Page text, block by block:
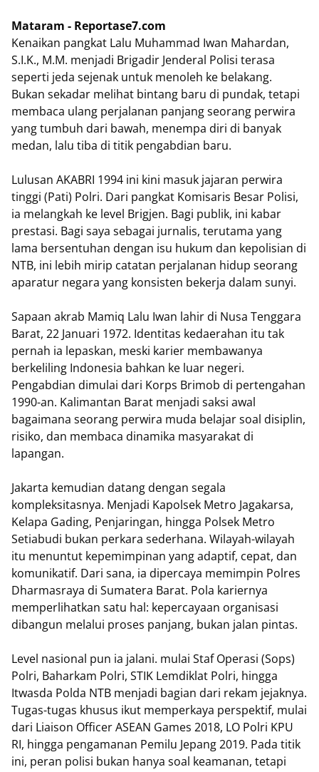
Mataram - Reportase7.com
Kenaikan pangkat Lalu Muhammad Iwan Mahardan,
S.I.K., M.M. menjadi Brigadir Jenderal Polisi terasa
seperti jeda sejenak untuk menoleh ke belakang.
Bukan sekadar melihat bintang baru di pundak, tetapi
membaca ulang perjalanan panjang seorang perwira
yang tumbuh dari bawah, menempa diri di banyak
medan, lalu tiba di titik pengabdian baru.
Lulusan AKABRI 1994 ini kini masuk jajaran perwira
tinggi (Pati) Polri. Dari pangkat Komisaris Besar Polisi,
ia melangkah ke level Brigjen. Bagi publik, ini kabar
prestasi. Bagi saya sebagai jurnalis, terutama yang
lama bersentuhan dengan isu hukum dan kepolisian di
NTB, ini lebih mirip catatan perjalanan hidup seorang
aparatur negara yang konsisten bekerja dalam sunyi.
Sapaan akrab Mamiq Lalu Iwan lahir di Nusa Tenggara
Barat, 22 Januari 1972. Identitas kedaerahan itu tak
pernah ia lepaskan, meski karier membawanya
berkeliling Indonesia bahkan ke luar negeri.
Pengabdian dimulai dari Korps Brimob di pertengahan
1990-an. Kalimantan Barat menjadi saksi awal
bagaimana seorang perwira muda belajar soal disiplin,
risiko, dan membaca dinamika masyarakat di
lapangan.
Jakarta kemudian datang dengan segala
kompleksitasnya. Menjadi Kapolsek Metro Jagakarsa,
Kelapa Gading, Penjaringan, hingga Polsek Metro
Setiabudi bukan perkara sederhana. Wilayah-wilayah
itu menuntut kepemimpinan yang adaptif, cepat, dan
komunikatif. Dari sana, ia dipercaya memimpin Polres
Dharmasraya di Sumatera Barat. Pola kariernya
memperlihatkan satu hal: kepercayaan organisasi
dibangun melalui proses panjang, bukan jalan pintas.
Level nasional pun ia jalani. mulai Staf Operasi (Sops)
Polri, Baharkam Polri, STIK Lemdiklat Polri, hingga
Itwasda Polda NTB menjadi bagian dari rekam jejaknya.
Tugas-tugas khusus ikut memperkaya perspektif, mulai
dari Liaison Officer ASEAN Games 2018, LO Polri KPU
RI, hingga pengamanan Pemilu Jepang 2019. Pada titik
ini, peran polisi bukan hanya soal keamanan, tetapi